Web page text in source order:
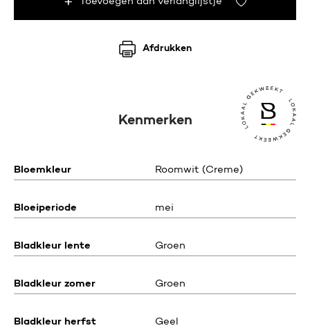
Afdrukken
Kenmerken
Bloemkleur Roomwit (Creme)
Bloeiperiode mei
Bladkleur lente Groen
Bladkleur zomer Groen
Bladkleur herfst Geel